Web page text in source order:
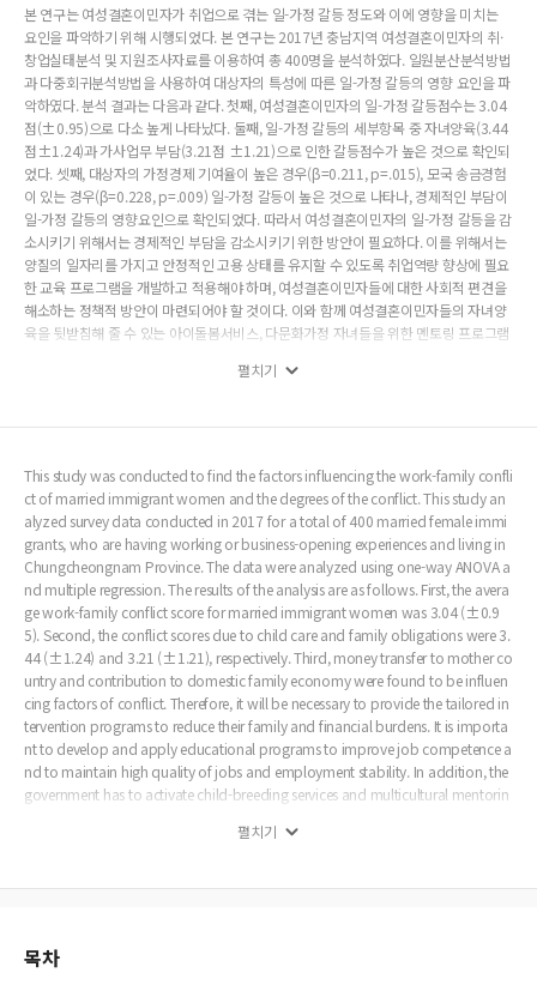
본 연구는 여성결혼이민자가 취업으로 겪는 일-가정 갈등 정도와 이에 영향을 미치는
요인을 파악하기 위해 시행되었다. 본 연구는 2017년 충남지역 여성결혼이민자의 취·
창업실태분석 및 지원조사자료를 이용하여 총 400명을 분석하였다. 일원분산분석방법
과 다중회귀분석방법을 사용하여 대상자의 특성에 따른 일-가정 갈등의 영향 요인을 파
악하였다. 분석 결과는 다음과 같다. 첫째, 여성결혼이민자의 일-가정 갈등점수는 3.04
점(±0.95)으로 다소 높게 나타났다. 둘째, 일-가정 갈등의 세부항목 중 자녀양육(3.44
점±1.24)과 가사업무 부담(3.21점 ±1.21)으로 인한 갈등점수가 높은 것으로 확인되
었다. 셋째, 대상자의 가정경제 기여율이 높은 경우(β=0.211, p=.015), 모국 송금경험
이 있는 경우(β=0.228, p=.009) 일-가정 갈등이 높은 것으로 나타나, 경제적인 부담이
일-가정 갈등의 영향요인으로 확인되었다. 따라서 여성결혼이민자의 일-가정 갈등을 감
소시키기 위해서는 경제적인 부담을 감소시키기 위한 방안이 필요하다. 이를 위해서는
양질의 일자리를 가지고 안정적인 고용 상태를 유지할 수 있도록 취업역량 향상에 필요
한 교육 프로그램을 개발하고 적용해야 하며, 여성결혼이민자들에 대한 사회적 편견을
해소하는 정책적 방안이 마련되어야 할 것이다. 이와 함께 여성결혼이민자들의 자녀양
육을 뒷받침해 줄 수 있는 아이돌봄서비스, 다문화가정 자녀들을 위한 멘토링 프로그램
펼치기
This study was conducted to find the factors influencing the work-family confli
ct of married immigrant women and the degrees of the conflict. This study an
alyzed survey data conducted in 2017 for a total of 400 married female immi
grants, who are having working or business-opening experiences and living in
Chungcheongnam Province. The data were analyzed using one-way ANOVA a
nd multiple regression. The results of the analysis are as follows. First, the avera
ge work-family conflict score for married immigrant women was 3.04 (±0.9
5). Second, the conflict scores due to child care and family obligations were 3.
44 (±1.24) and 3.21 (±1.21), respectively. Third, money transfer to mother co
untry and contribution to domestic family economy were found to be influen
cing factors of conflict. Therefore, it will be necessary to provide the tailored in
tervention programs to reduce their family and financial burdens. It is importa
nt to develop and apply educational programs to improve job competence a
nd to maintain high quality of jobs and employment stability. In addition, the
government has to activate child-breeding services and multicultural mentorin
rt system for child-caring to reduce their work-family conflict.
펼치기
목차